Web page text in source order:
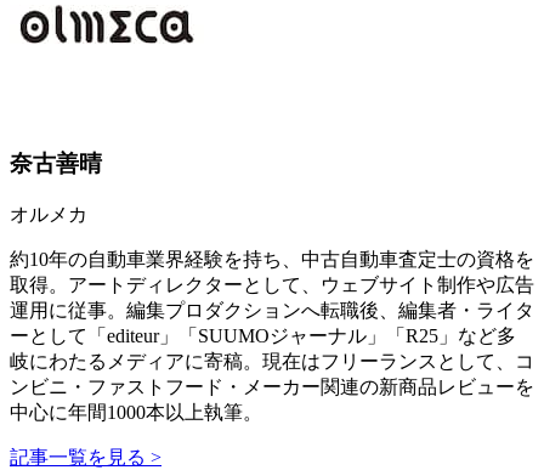
奈古善晴
オルメカ
約10年の自動車業界経験を持ち、中古自動車査定士の資格を
取得。アートディレクターとして、ウェブサイト制作や広告
運用に従事。編集プロダクションへ転職後、編集者・ライタ
ーとして「editeur」「SUUMOジャーナル」「R25」など多
岐にわたるメディアに寄稿。現在はフリーランスとして、コ
ンビニ・ファストフード・メーカー関連の新商品レビューを
中心に年間1000本以上執筆。
記事一覧を見る >